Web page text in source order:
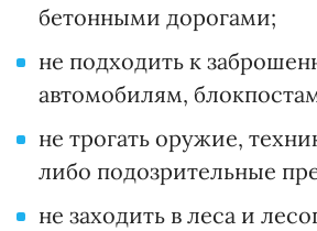
бетонными дорогами;
не подходить к
автомобилям,
не трогать оружие,
либо подозрительные
не заходить в леса и